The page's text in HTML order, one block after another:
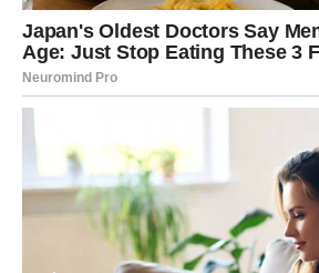
Još jedan razlog leži u udaljavanju od
ciljeva. Kada su se uzeli, njihovi
stabilnosti i planiranju budućnosti,
vlastiti ritam i interese. Razlike u
nepremostive, a nedostatak
pružao dodatno je pojačavao
Svaki put kada njegovi napori nisu
zid između njih se povećavao.